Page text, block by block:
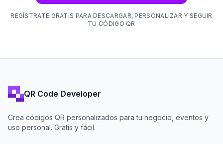
REGÍSTRATE GRATIS PARA DESCARGAR, PERSONALIZAR Y SEGUIR
TU CÓDIGO QR
QR Code Developer
Crea códigos QR personalizados para tu negocio, eventos y
uso personal. Gratis y fácil.